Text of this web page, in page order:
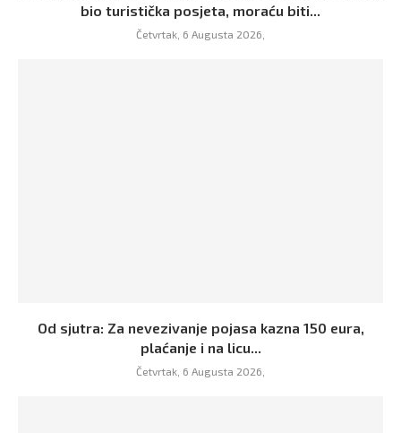
bio turistička posjeta, moraću biti...
Četvrtak, 6 Augusta 2026,
Od sjutra: Za nevezivanje pojasa kazna 150 eura,
plaćanje i na licu...
Četvrtak, 6 Augusta 2026,